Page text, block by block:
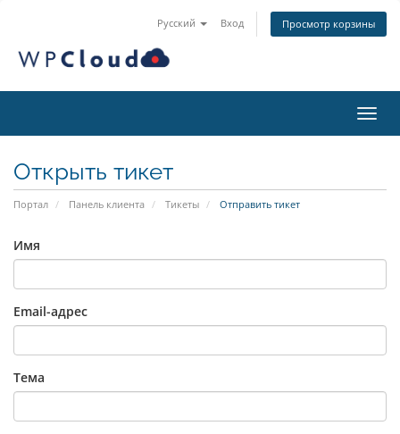
Русский Вход Просмотр корзины
Открыть тикет
Портал Панель клиента Тикеты Отправить тикет
Имя
Email-адрес
Тема